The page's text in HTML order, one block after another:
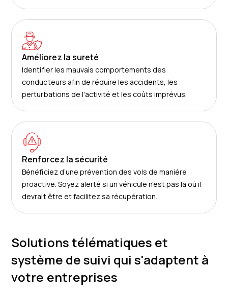
Améliorez la sureté
Identifier les mauvais comportements des
conducteurs afin de réduire les accidents, les
perturbations de l'activité et les coûts imprévus.
Renforcez la sécurité
Bénéficiez d’une prévention des vols de manière
proactive. Soyez alerté si un véhicule n'est pas là où il
devrait être et facilitez sa récupération.
Solutions télématiques et
système de suivi qui s'adaptent à
votre entreprises